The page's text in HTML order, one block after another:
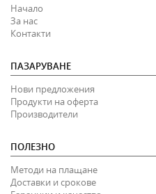
Начало
За нас
Контакти
ПАЗАРУВАНЕ
Нови предложения
Продукти на оферта
Производители
ПОЛЕЗНО
Методи на плащане
Доставки и срокове